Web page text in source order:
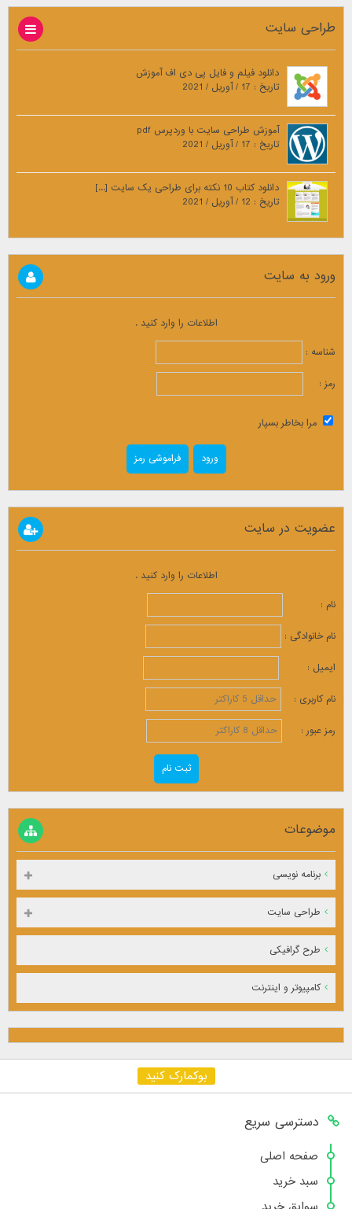
طراحی سایت
دانلود فیلم و فایل پی دی اف آموزش
تاریخ : 17 / آوریل / 2021
آموزش طراحی سایت با وردپرس pdf
تاریخ : 17 / آوریل / 2021
دانلود کتاب 10 نکته برای طراحی یک سایت [...]
تاریخ : 12 / آوریل / 2021
ورود به سایت
اطلاعات را وارد کنید .
شناسه :
رمز :
مرا بخاطر بسپار
فراموشی رمز
عضویت در سایت
اطلاعات را وارد کنید .
نام :
نام خانوادگی :
ایمیل :
نام کاربری :
رمز عبور :
موضوعات
برنامه نویسی
طراحی سایت
طرح گرافیکی
کامپیوتر و اینترنت
بوکمارک کنید
دسترسی سریع
صفحه اصلی
سبد خرید